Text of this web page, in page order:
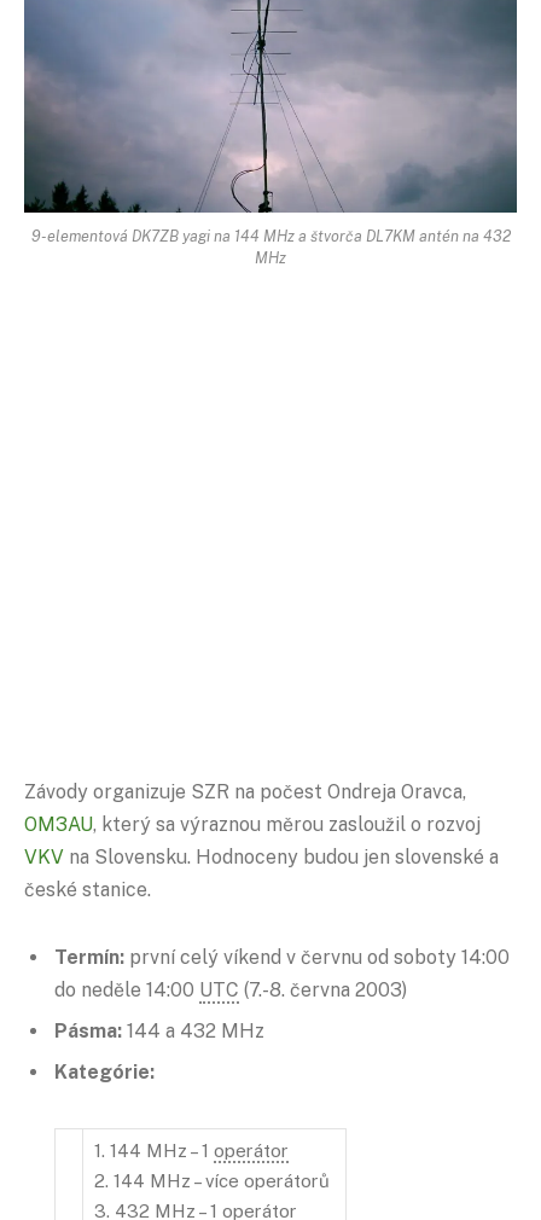
9-elementová DK7ZB yagi na 144 MHz a štvorča DL7KM antén na 432
MHz
Závody organizuje SZR na počest Ondreja Oravca,
OM3AU, který sa výraznou měrou zasloužil o rozvoj
VKV na Slovensku. Hodnoceny budou jen slovenské a
české stanice.
Termín: první celý víkend v červnu od soboty 14:00
do neděle 14:00 UTC (7.-8. června 2003)
Pásma: 144 a 432 MHz
Kategórie:
1. 144 MHz – 1 operátor
2. 144 MHz – více operátorů
3. 432 MHz – 1 operátor